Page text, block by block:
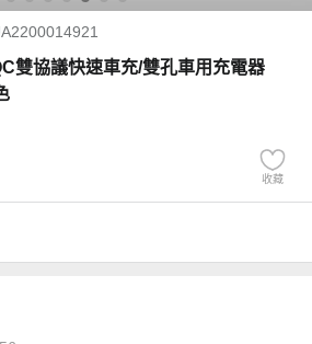
雙協議快速車充/雙孔車用充電器
收藏